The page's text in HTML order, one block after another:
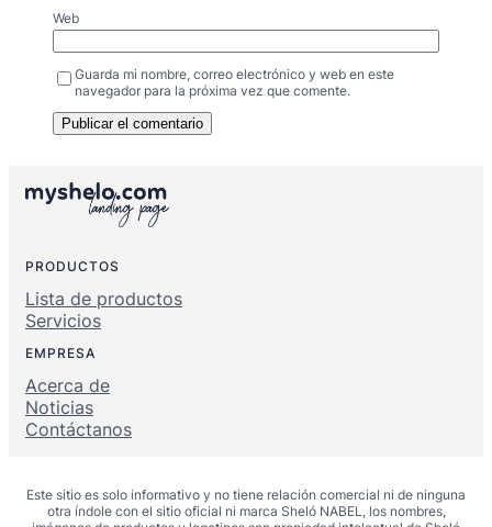
Web
Guarda mi nombre, correo electrónico y web en este
navegador para la próxima vez que comente.
PRODUCTOS
Lista de productos
Servicios
EMPRESA
Acerca de
Noticias
Contáctanos
Este sitio es solo informativo y no tiene relación comercial ni de ninguna
otra índole con el sitio oficial ni marca Sheló NABEL, los nombres,